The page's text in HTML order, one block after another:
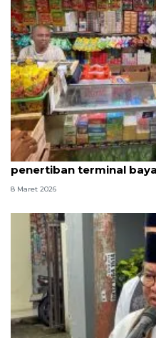
DKI sepekan, posko
penertiban terminal
8 Maret 2026